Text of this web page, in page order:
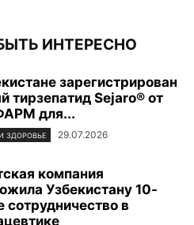
ИНТЕРЕСНО
зарегистрирован
тирзепатид Sejaro® от
для...
ЗДОРОВЬЕ 29.07.2026
компания
Узбекистану 10-
сотрудничество в